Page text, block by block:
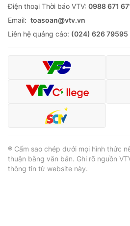
Ðiện thoại Thời báo VTV: 0988 671
Email: toasoan@vtv.vn
Liên hệ quảng cáo: (024) 626 79595
® Cấm sao chép dưới mọi hình thức
thuận bằng văn bản. Ghi rõ nguồn
thông tin từ website này.